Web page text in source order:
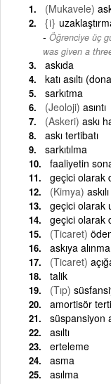
(Mukavele)
{i}
Öğrenciye üç
was given a
askıda
katı asıltı
sarkıtma
(Jeoloji) asıntı
(Askeri) askı
askı tertibatı
sarkıtılma
faaliyetin
geçici olarak
(Kimya) askılı
geçici olarak
geçici olarak
(Ticaret)
askıya alınma
(Ticaret)
talik
(Tıp)
amortisör
süspansiyon
asıltı
erteleme
asma
asılma